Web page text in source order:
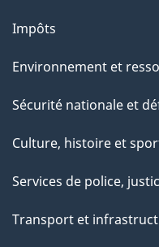
Impôts
Environnement et
Sécurité nationale et
Culture, histoire et
Services de police,
Transport et